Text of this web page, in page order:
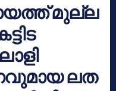
മുല്ല
ലത